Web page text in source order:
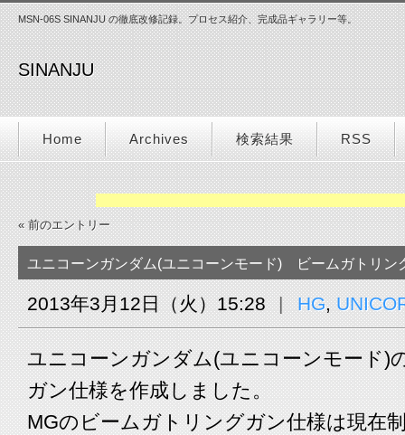
SINANJU
MSN-06S SINANJU の徹底改修記録。プロセス紹介、完成品ギャラリー等。
Home Archives 検索結果 RSS
« 前のエントリー
ユニコーンガンダム(ユニコーンモード) ビームガトリン
2013年3月12日（火）15:28 HG,
ユニコーンガンダム(ユニコーンモード)
ガン仕様を作成しました。
MGのビームガトリングガン仕様は現在